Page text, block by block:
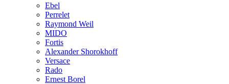
Ebel
Perrelet
Raymond Weil
MIDO
Fortis
Alexander Shorokhoff
Versace
Rado
Ernest Borel